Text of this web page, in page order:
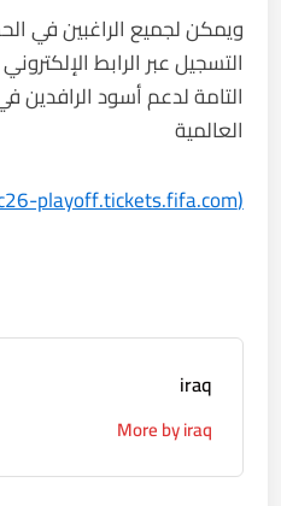
ويمكن لجميع الراغبين في
التسجيل عبر الرابط
التامة لدعم أسود الرافدين
العالمية
(https://fifa-fwc26-playoff.tickets.fifa.com)
iraq
More by iraq